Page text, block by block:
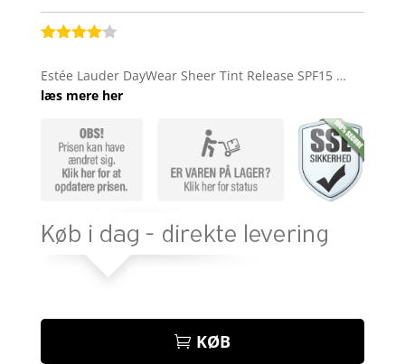
ud af 5
baseret
ømmelse
Estée Lauder DayWear Sheer Tint Release SPF15 …
læs mere her
KØB